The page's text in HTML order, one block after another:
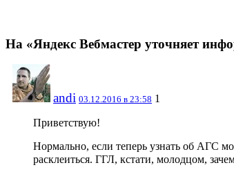
На «Яндекс Вебмастер уточняет
andi 03.12.2016 в 23:58 1
Приветствую!
Нормально, если теперь узнать об АГС
расклеиться. ГГЛ, кстати, молодцом,